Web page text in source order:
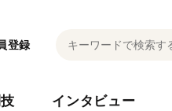
登録
インタビュー